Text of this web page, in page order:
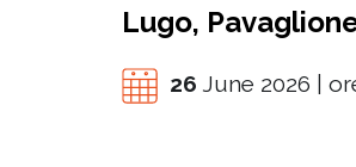
Lugo,
26 June 2026 |